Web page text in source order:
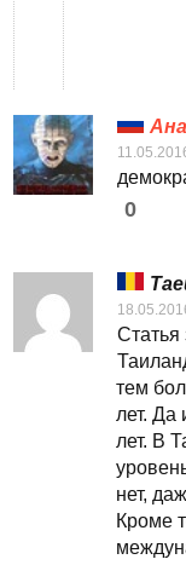
0
Статья
тем
лет. Да
лет. В
нет,
Кроме